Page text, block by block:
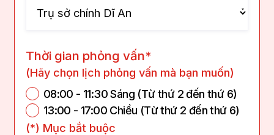
Thời gian phỏng vấn*
(Hãy chọn lịch phỏng vấn mà bạn muốn)
08:00 - 11:30 Sáng (Từ thứ 2 đến thứ 6)
13:00 - 17:00 Chiều (Từ thứ 2 đến thứ 6)
(*) Mục bắt buộc